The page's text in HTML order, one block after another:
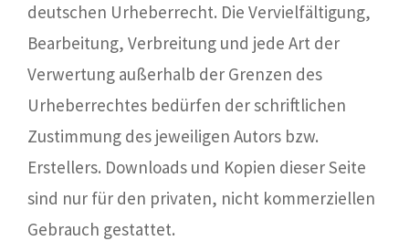
deutschen Urheberrecht. Die Vervielfältigung,
Bearbeitung, Verbreitung und jede Art der
Verwertung außerhalb der Grenzen des
Urheberrechtes bedürfen der schriftlichen
Zustimmung des jeweiligen Autors bzw.
Erstellers. Downloads und Kopien dieser Seite
sind nur für den privaten, nicht kommerziellen
Gebrauch gestattet.